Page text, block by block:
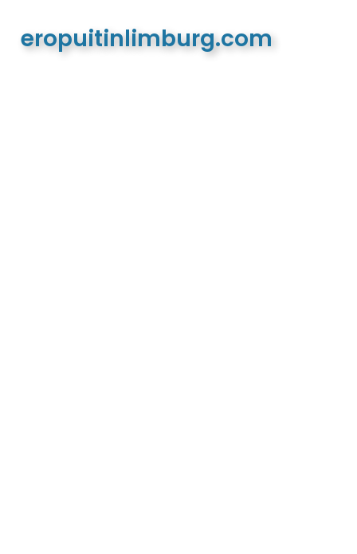
eropuitinlimburg.com